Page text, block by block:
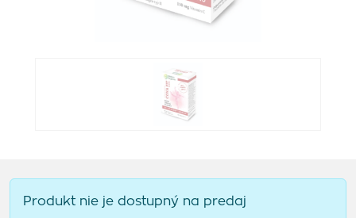
Produkt nie je dostupný na predaj